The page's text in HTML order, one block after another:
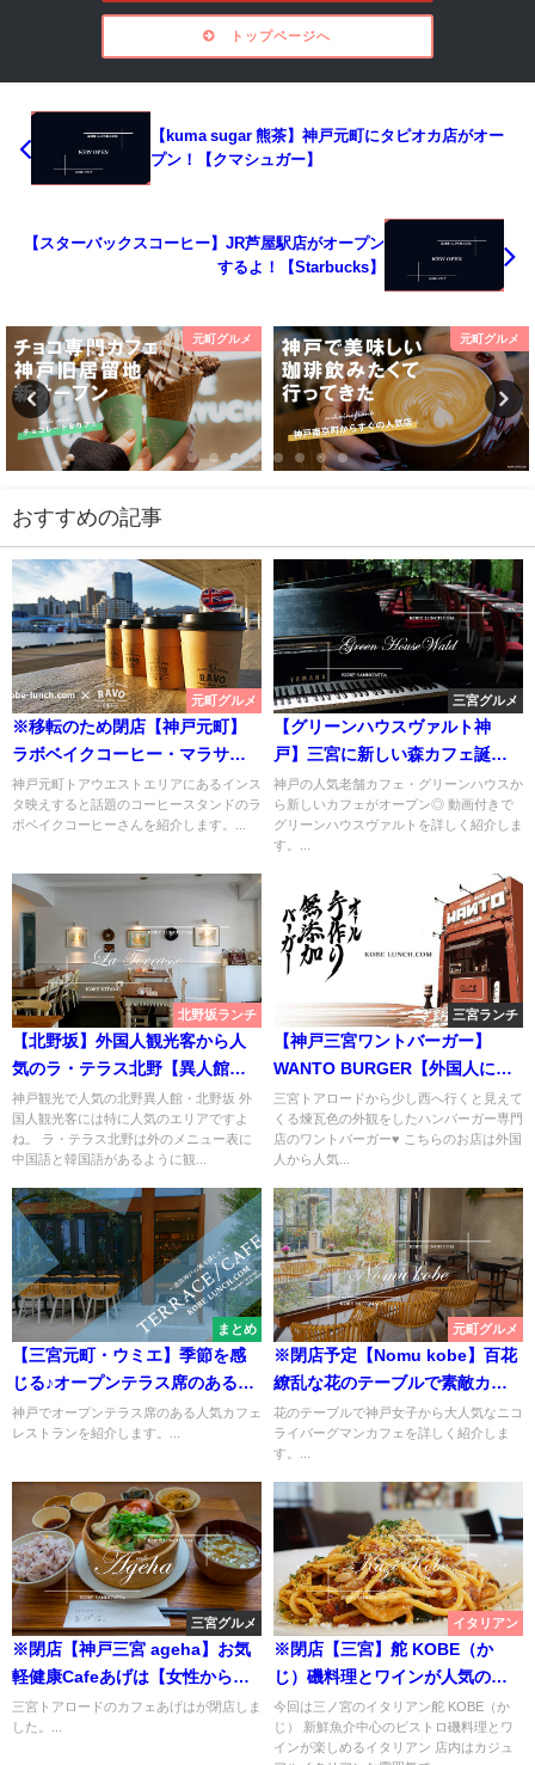
トップページへ
【kuma sugar 熊茶】神戸元町にタピオカ店がオー
プン！【クマシュガー】
【スターバックスコーヒー】JR芦屋駅店がオープン
するよ！【Starbucks】
元町グルメ 元町グルメ
おすすめの記事
元町グルメ
※移転のため閉店【神戸元町】
ラボベイクコーヒー・マラサダ
がインスタで大人気【三宮】
神戸元町トアウエストエリアにあるインス
タ映えすると話題のコーヒースタンドのラ
ボベイクコーヒーさんを紹介します。...
三宮グルメ
【グリーンハウスヴァルト神
戸】三宮に新しい森カフェ誕生
【GREEN HOUSE Wald】
神戸の人気老舗カフェ・グリーンハウスか
ら新しいカフェがオープン◎ 動画付きで
グリーンハウスヴァルトを詳しく紹介しま
す。...
北野坂ランチ
【北野坂】外国人観光客から人
気のラ・テラス北野【異人館の
丘】
神戸観光で人気の北野異人館・北野坂 外
国人観光客には特に人気のエリアですよ
ね。 ラ・テラス北野は外のメニュー表に
中国語と韓国語があるように観...
三宮ランチ
【神戸三宮ワントバーガー】
WANTO BURGER【外国人にも
人気のバーガー店】
三宮トアロードから少し西へ行くと見えて
くる煉瓦色の外観をしたハンバーガー専門
店のワントバーガー♥ こちらのお店は外国
人から人気...
まとめ
【三宮元町・ウミエ】季節を感
じる♪オープンテラス席のある人
気カフェまとめ【神戸】
神戸でオープンテラス席のある人気カフェ
レストランを紹介します。...
元町グルメ
※閉店予定【Nomu kobe】百花
繚乱な花のテーブルで素敵カフ
ェを♥【エストネーション神戸】
花のテーブルで神戸女子から大人気なニコ
ライバーグマンカフェを詳しく紹介しま
す。...
三宮グルメ
※閉店【神戸三宮 ageha】お気
軽健康Cafeあげは【女性から人
気の自然食カフェ】
三宮トアロードのカフェあげはが閉店しま
した。...
イタリアン
※閉店【三宮】舵 KOBE（か
じ）磯料理とワインが人気の穴
場イタリアンKAJI【神戸】
今回は三ノ宮のイタリアン舵 KOBE（か
じ） 新鮮魚介中心のビストロ磯料理とワ
インが楽しめるイタリアン 店内はカジュ